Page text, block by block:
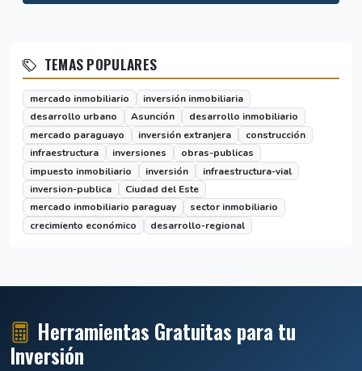
TEMAS POPULARES
mercado inmobiliario
inversión inmobiliaria
desarrollo urbano
Asunción
desarrollo inmobiliario
mercado paraguayo
inversión extranjera
construcción
infraestructura
inversiones
obras-publicas
impuesto inmobiliario
inversión
infraestructura-vial
inversion-publica
Ciudad del Este
mercado inmobiliario paraguay
sector inmobiliario
crecimiento económico
desarrollo-regional
Herramientas Gratuitas para tu
Inversión